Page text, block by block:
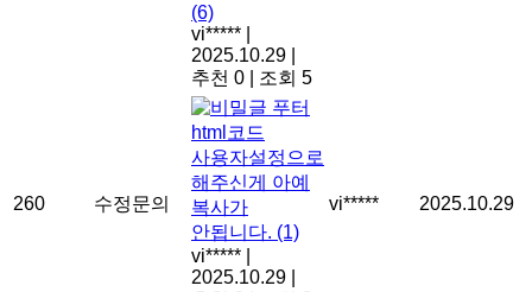
(6)
vi*****
2025.10.29
추천 0
조회 5
260 수정문의
푸터
html코드
사용자설정으로
해주신게 아예
복사가
안됩니다. (1)
vi*****
2025.10.29
vi***** 2025.10.29